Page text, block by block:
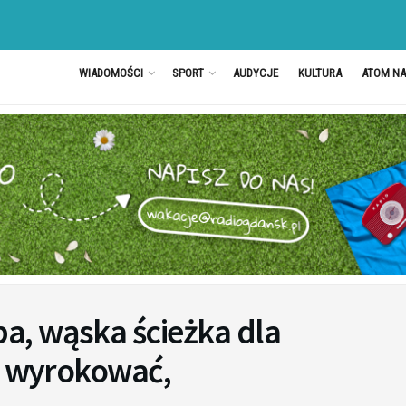
WIADOMOŚCI SPORT AUDYCJE KULTURA ATOM
wąska ścieżka dla
wyrokować,